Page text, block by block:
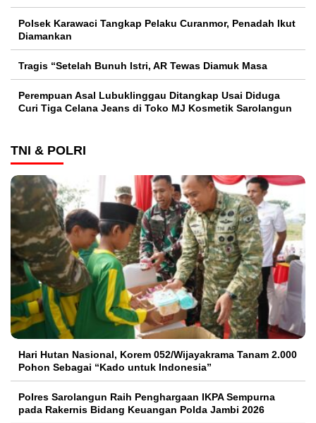
Polsek Karawaci Tangkap Pelaku Curanmor, Penadah Ikut
Diamankan
Tragis “Setelah Bunuh Istri, AR Tewas Diamuk Masa
Perempuan Asal Lubuklinggau Ditangkap Usai Diduga
Curi Tiga Celana Jeans di Toko MJ Kosmetik Sarolangun
TNI & POLRI
Hari Hutan Nasional, Korem 052/Wijayakrama Tanam 2.000
Pohon Sebagai “Kado untuk Indonesia”
Polres Sarolangun Raih Penghargaan IKPA Sempurna
pada Rakernis Bidang Keuangan Polda Jambi 2026